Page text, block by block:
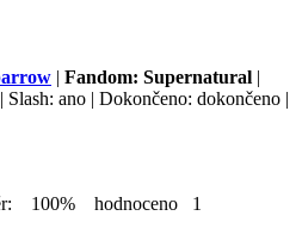
| Fandom: Supernatural |
ano | Dokončeno: dokončeno |
100% hodnoceno 1